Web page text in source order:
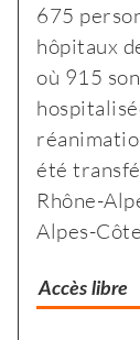
675
hôpitaux
où 915
été
Rhône-
Alpes-
Accès libre